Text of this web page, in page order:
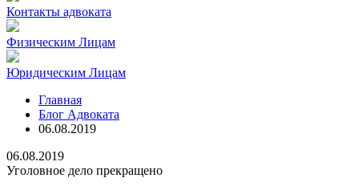
Контакты адвоката
Физическим Лицам
Юридическим Лицам
Главная
Блог Адвоката
06.08.2019
06.08.2019
Уголовное дело прекращено